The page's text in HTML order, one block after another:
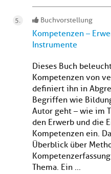
Buchvorstellung
Kompetenzen –
Instrumente
Dieses Buch
Kompetenzen von
definiert ihn in
Begriffen wie
Autor geht – wie im
den Erwerb und die
Kompetenzen ein.
Überblick über
Thema. Ein ...